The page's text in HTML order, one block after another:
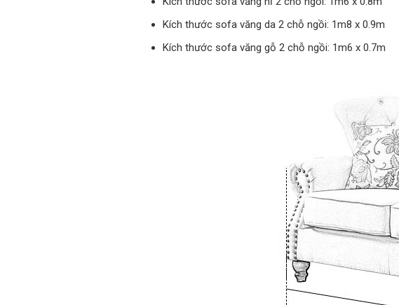
Kích thước sofa văng da 2 chỗ ngồi: 1m8 x 0.9m
Kích thước sofa văng gỗ 2 chỗ ngồi: 1m6 x 0.7m